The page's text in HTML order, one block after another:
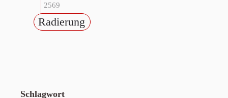
2569
Radierung
Schlagwort